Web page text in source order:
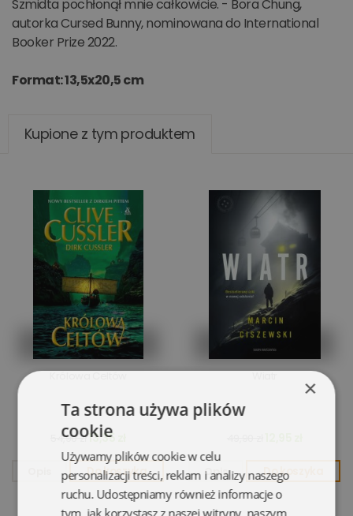
Szmidta pochłonął mnie całkowicie. - Bora Chung,
autorka Cursed Bunny, nominowana do International
Booker Prize 2022.
Format: 13,5x20,5 cm
Kupione z tym produktem
Królowa Celtów
54,90 zł13,35 zł
Do koszyka
Wiatr
Opis Do koszyka
×
Ta strona używa plików
cookie
Używamy plików cookie w celu
personalizacji treści, reklam i analizy naszego
ruchu. Udostępniamy również informacje o
tym, jak korzystasz z naszej witryny, naszym